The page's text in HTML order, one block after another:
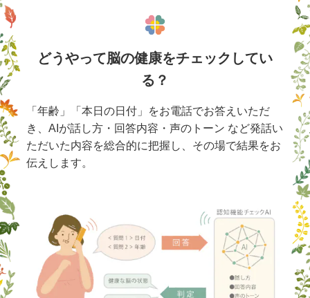
どうやって脳の健康をチェックしてい
る？
「年齢」「本日の日付」をお電話でお答えいただ
き、AIが話し方・回答内容・声のトーン など発話い
ただいた内容を総合的に把握し、その場で結果をお
伝えします。